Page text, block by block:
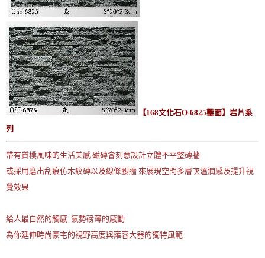
【168文化石O-6825鑿面】岩片系
列
帶有質樸風味的生活美感 磁磚會刻意設計立體不平整磚牆
或採用磨出刮痕仿木紋磚以及線條腰牆 來展現空間多層次溫潤感及提升視
覺效果
給人最自然的觸感 氣勢磅薄的感動
為你延伸時尚豪宅的視野高度與雍容大器的獨特風範